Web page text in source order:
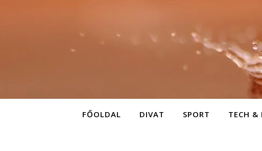
FŐOLDAL DIVAT SPORT TECH &